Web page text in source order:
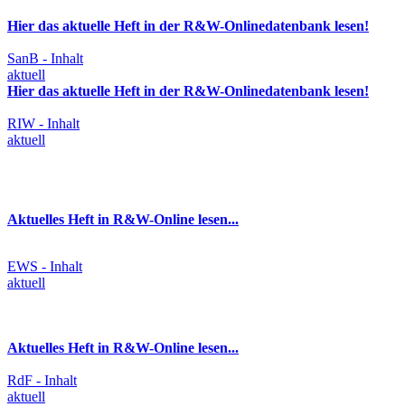
Hier das aktuelle Heft in der R&W-Onlinedatenbank lesen!
SanB - Inhalt
aktuell
Hier das aktuelle Heft in der R&W-Onlinedatenbank lesen!
RIW - Inhalt
aktuell
Aktuelles Heft in R&W-Online lesen...
EWS - Inhalt
aktuell
Aktuelles Heft in R&W-Online lesen...
RdF - Inhalt
aktuell